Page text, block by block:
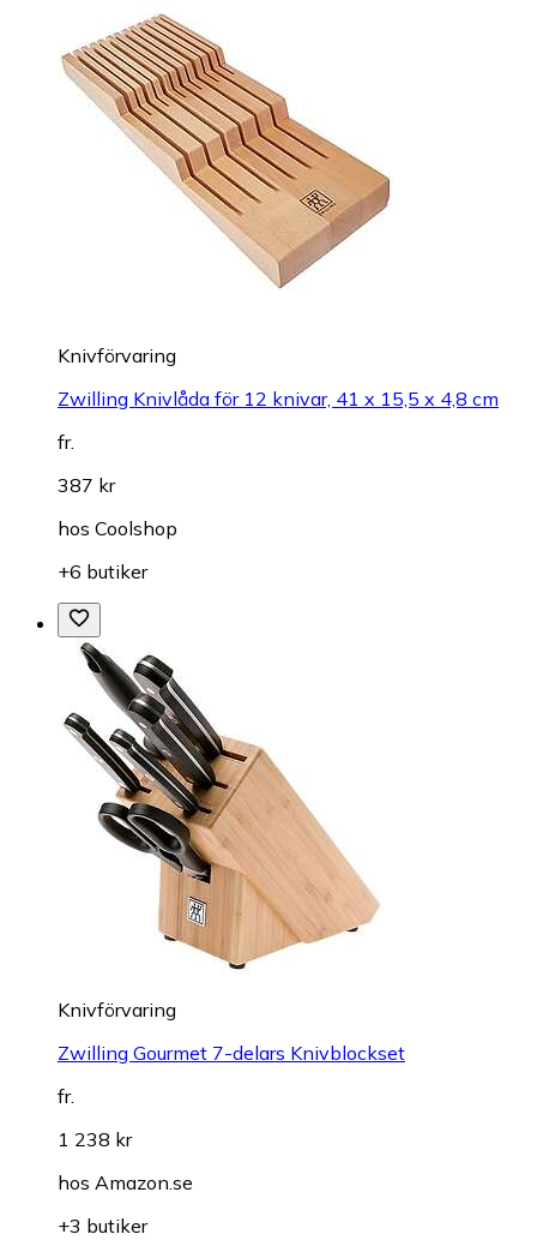
Knivförvaring
Zwilling Knivlåda för 12 knivar, 41 x 15,5 x 4,8 cm
fr.
387 kr
hos Coolshop
+6 butiker
Knivförvaring
Zwilling Gourmet 7-delars Knivblockset
fr.
1 238 kr
hos Amazon.se
+3 butiker